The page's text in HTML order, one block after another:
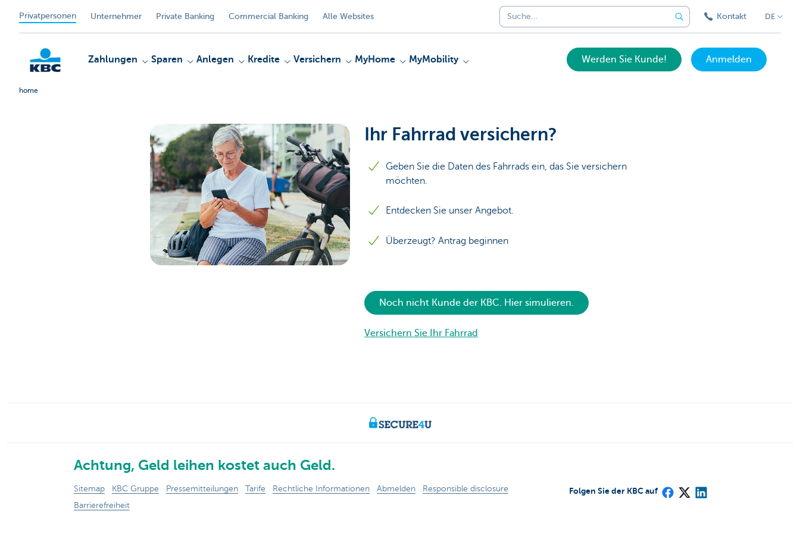
Privatpersonen Unternehmer Private Banking Commercial Banking Alle Websites Kontakt DE
Zahlungen Sparen Anlegen Kredite Versichern MyHome MyMobility Werden Sie Kunde! Anmelden
home
Ihr Fahrrad versichern?
Geben Sie die Daten des Fahrrads ein, das Sie versichern
möchten.
Entdecken Sie unser Angebot.
Überzeugt? Antrag beginnen
Noch nicht Kunde der KBC. Hier simulieren.
Versichern Sie Ihr Fahrrad
Achtung, Geld leihen kostet auch Geld.
Sitemap KBC Gruppe Pressemitteilungen Tarife Rechtliche Informationen Abmelden
Responsible disclosure
Barrierefreiheit
Folgen Sie der KBC auf